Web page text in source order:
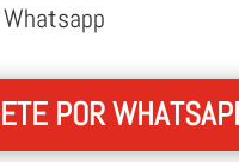
POR